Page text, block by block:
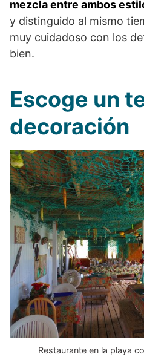
mezcla entre ambos
y distinguido al mismo
muy cuidadoso con los
bien.
Escoge un
decoración
Restaurante en la playa